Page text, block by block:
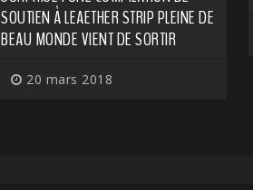
SOUTIEN À LEAETHER STRIP PLEINE DE
BEAU MONDE VIENT DE SORTIR
20 mars 2018